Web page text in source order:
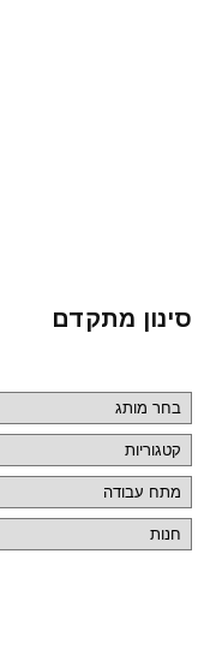
סינון מתקדם